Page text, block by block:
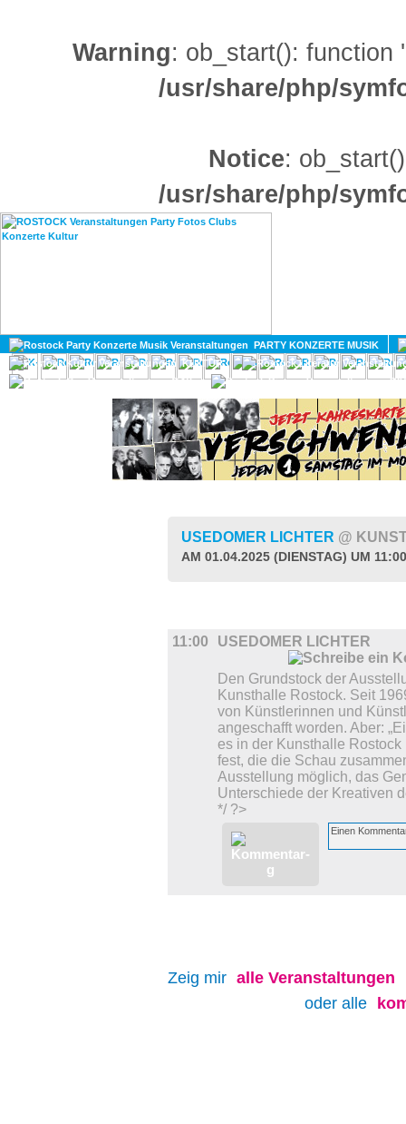
Warning: ob_start(): function
/usr/share/php/
Notice:
/usr/share/php/
PARTY KONZERTE MUSIK
KULTUR
GAY
USEDOMER LICHTER @
AM 01.04.2025 (DIENSTAG) UM
11:00 USEDOMER LICHTER
Den Grundstock der
Kunsthalle Rostock. Seit
von Künstlerinnen und
angeschafft worden. Aber:
es in der Kunsthalle
fest, die die Schau
Ausstellung möglich, das
Unterschiede der Kreativen
*/ ?>
Zeig mir alle Veranstaltungen
oder alle